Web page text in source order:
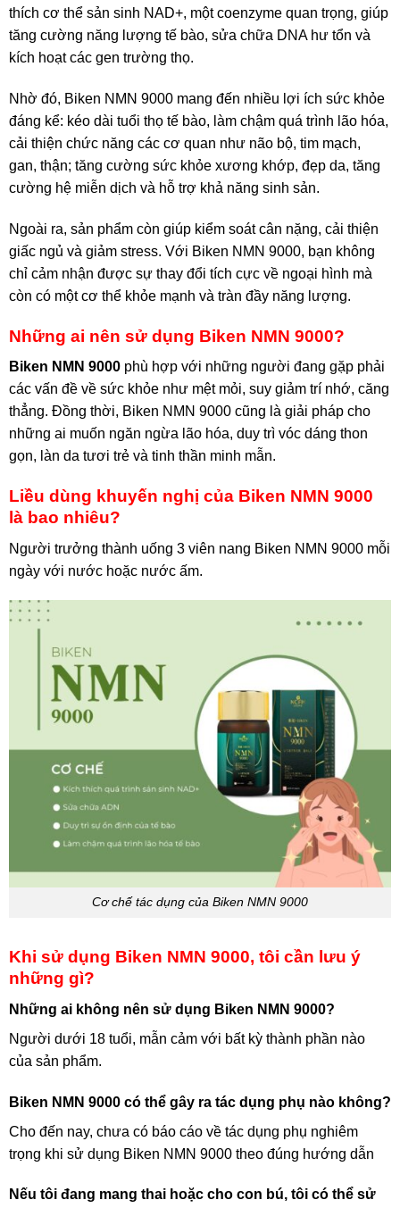
thích cơ thể sản sinh NAD+, một coenzyme quan trọng, giúp
tăng cường năng lượng tế bào, sửa chữa DNA hư tổn và
kích hoạt các gen trường thọ.
Nhờ đó, Biken NMN 9000 mang đến nhiều lợi ích sức khỏe
đáng kể: kéo dài tuổi thọ tế bào, làm chậm quá trình lão hóa,
cải thiện chức năng các cơ quan như não bộ, tim mạch,
gan, thận; tăng cường sức khỏe xương khớp, đẹp da, tăng
cường hệ miễn dịch và hỗ trợ khả năng sinh sản.
Ngoài ra, sản phẩm còn giúp kiểm soát cân nặng, cải thiện
giấc ngủ và giảm stress. Với Biken NMN 9000, bạn không
chỉ cảm nhận được sự thay đổi tích cực về ngoại hình mà
còn có một cơ thể khỏe mạnh và tràn đầy năng lượng.
Những ai nên sử dụng Biken NMN 9000?
Biken NMN 9000 phù hợp với những người đang gặp phải
các vấn đề về sức khỏe như mệt mỏi, suy giảm trí nhớ, căng
thẳng. Đồng thời, Biken NMN 9000 cũng là giải pháp cho
những ai muốn ngăn ngừa lão hóa, duy trì vóc dáng thon
gọn, làn da tươi trẻ và tinh thần minh mẫn.
Liều dùng khuyến nghị của Biken NMN 9000
là bao nhiêu?
Người trưởng thành uống 3 viên nang Biken NMN 9000 mỗi
ngày với nước hoặc nước ấm.
Cơ chế tác dụng của Biken NMN 9000
Khi sử dụng Biken NMN 9000, tôi cần lưu ý
những gì?
Những ai không nên sử dụng Biken NMN 9000?
Người dưới 18 tuổi, mẫn cảm với bất kỳ thành phần nào
của sản phẩm.
Biken NMN 9000 có thể gây ra tác dụng phụ nào không?
Cho đến nay, chưa có báo cáo về tác dụng phụ nghiêm
trọng khi sử dụng Biken NMN 9000 theo đúng hướng dẫn
Nếu tôi đang mang thai hoặc cho con bú, tôi có thể sử